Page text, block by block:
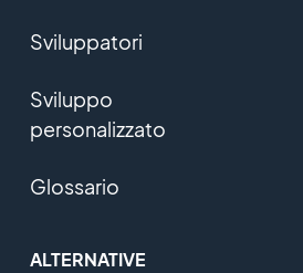
Sviluppatori
Sviluppo
personalizzato
Glossario
ALTERNATIVE